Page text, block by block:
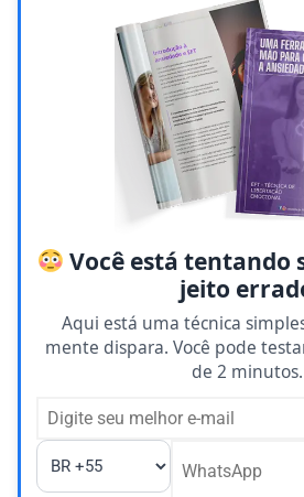
Você está tentando
jeito
Aqui está uma técnica
mente dispara. Você pode
de 2 minutos.